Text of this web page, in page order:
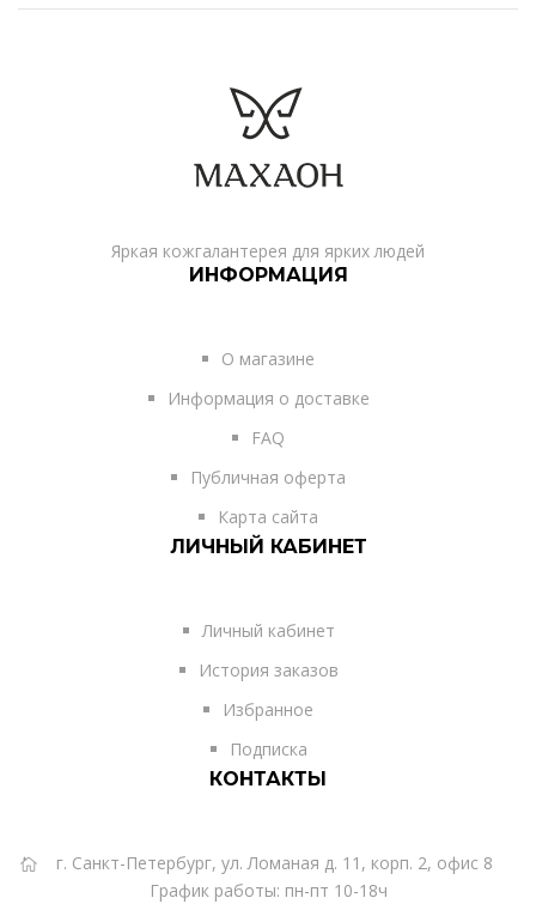
Яркая кожгалантерея для ярких людей
ИНФОРМАЦИЯ
О магазине
Информация о доставке
FAQ
Публичная оферта
Карта сайта
ЛИЧНЫЙ КАБИНЕТ
Личный кабинет
История заказов
Избранное
Подписка
КОНТАКТЫ
г. Санкт-Петербург, ул. Ломаная д. 11, корп. 2, офис 8
График работы: пн-пт 10-18ч